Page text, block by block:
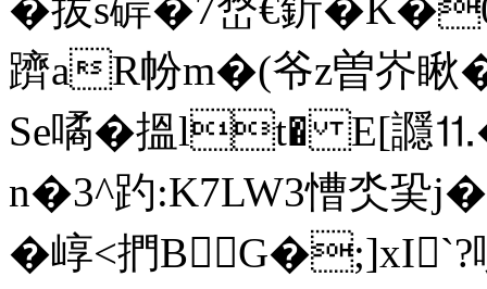
躋aR帉m�(爷z曽
Se噊�搵lt� E[讔
n�3^趵:K7LW3慒氼
�崞<捫